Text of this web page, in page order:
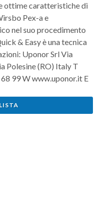
ottime caratteristiche di
Pex-a e
nel suo procedimento
& Easy è una tecnica
Uponor Srl Via
Polesine (RO) Italy T
99 W www.uponor.it E